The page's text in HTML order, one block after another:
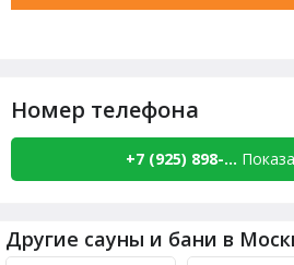
Номер телефона
+7 (925) 898-...
Другие сауны и бани в